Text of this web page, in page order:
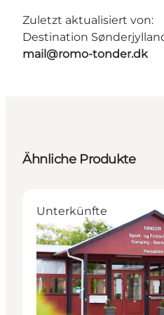
Zuletzt aktualisiert von:
Destination
mail@romo-tonder.dk
Ähnliche Produkte
Unterkünfte